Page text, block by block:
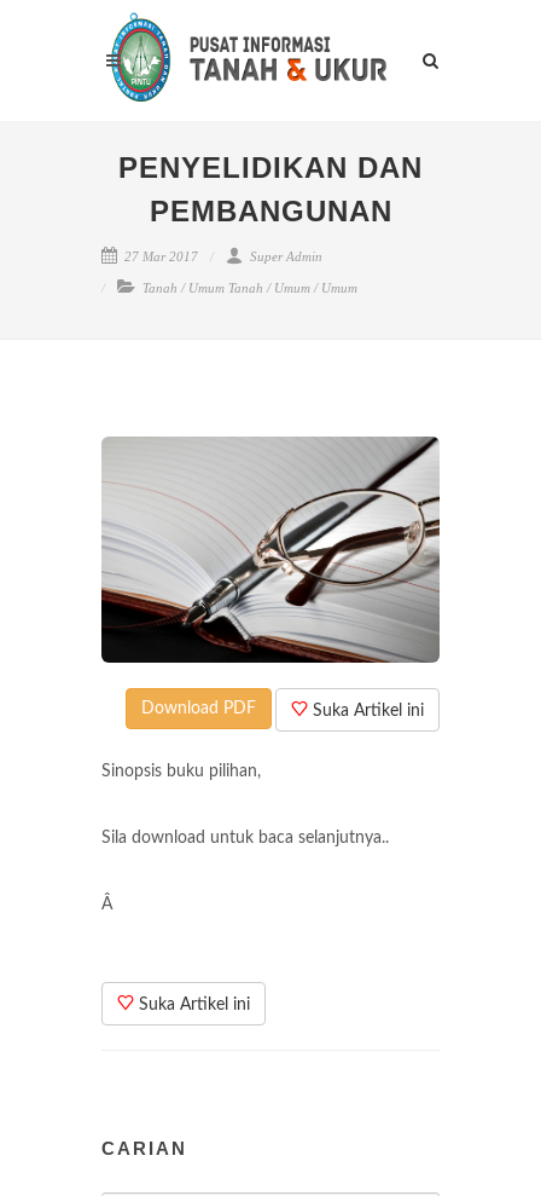
PENYELIDIKAN DAN
PEMBANGUNAN
27 Mar 2017 Super Admin
Tanah / Umum Tanah / Umum / Umum
Suka Artikel ini
Download PDF
Sinopsis buku pilihan,
Sila download untuk baca selanjutnya..
Â
Suka Artikel ini
CARIAN